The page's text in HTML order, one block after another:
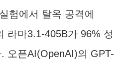
험에서 탈옥 공격에
라마3.1-405B가 96% 성
오픈AI(OpenAI)의 GPT-